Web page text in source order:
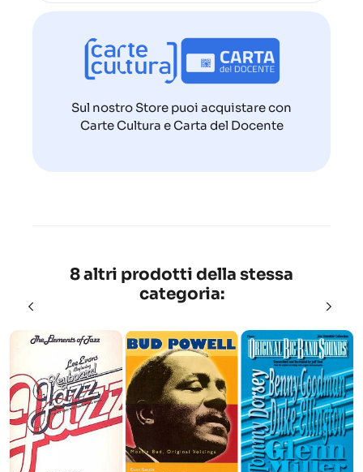
Sul nostro Store puoi acquistare con
Carte Cultura e Carta del Docente
8 altri prodotti della stessa
categoria: